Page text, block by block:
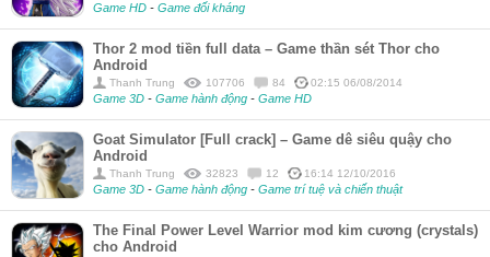
Game HD - Game đối kháng
Thor 2 mod tiền full data – Game thần sét Thor cho
Android
Thanh Trung 107706 84 02:15 06/08/2014
Game 3D - Game hành động - Game HD
Goat Simulator [Full crack] – Game dê siêu quậy cho
Android
Thanh Trung 32823 12 16:14 12/10/2016
Game 3D - Game hành động - Game trí tuệ và chiến thuật
The Final Power Level Warrior mod kim cương (crystals)
cho Android